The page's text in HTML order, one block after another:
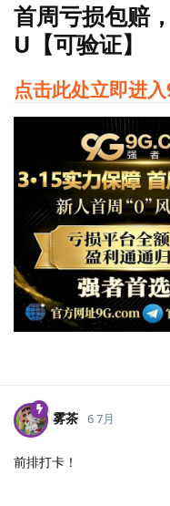
首周亏损包赔
U【可验证】
点击此处立即进
雾茶 6 7月
前排打卡！